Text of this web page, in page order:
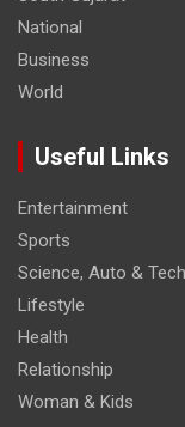
National
Business
World
Useful Links
Entertainment
Sports
Science, Auto & Tech
Lifestyle
Health
Relationship
Woman & Kids